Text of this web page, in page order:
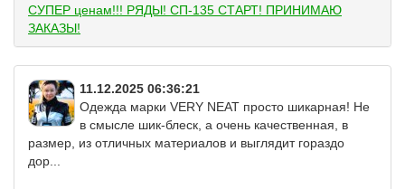
СУПЕР ценам!!! РЯДЫ! СП-135 СТАРТ! ПРИНИМАЮ
ЗАКАЗЫ!
11.12.2025 06:36:21
Одежда марки VERY NEAT просто шикарная! Не
в смысле шик-блеск, а очень качественная, в
размер, из отличных материалов и выглядит гораздо
дор...